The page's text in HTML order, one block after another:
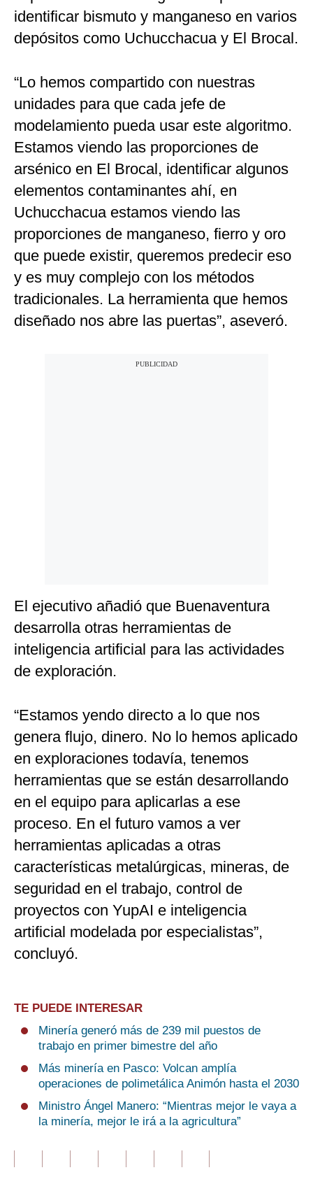
identificar bismuto y manganeso en varios
depósitos como Uchucchacua y El Brocal.
“Lo hemos compartido con nuestras
unidades para que cada jefe de
modelamiento pueda usar este algoritmo.
Estamos viendo las proporciones de
arsénico en El Brocal, identificar algunos
elementos contaminantes ahí, en
Uchucchacua estamos viendo las
proporciones de manganeso, fierro y oro
que puede existir, queremos predecir eso
y es muy complejo con los métodos
tradicionales. La herramienta que hemos
diseñado nos abre las puertas”, aseveró.
El ejecutivo añadió que Buenaventura
desarrolla otras herramientas de
inteligencia artificial para las actividades
de exploración.
“Estamos yendo directo a lo que nos
genera flujo, dinero. No lo hemos aplicado
en exploraciones todavía, tenemos
herramientas que se están desarrollando
en el equipo para aplicarlas a ese
proceso. En el futuro vamos a ver
herramientas aplicadas a otras
características metalúrgicas, mineras, de
seguridad en el trabajo, control de
proyectos con YupAI e inteligencia
artificial modelada por especialistas”,
concluyó.
TE PUEDE INTERESAR
Minería generó más de 239 mil puestos de
trabajo en primer bimestre del año
Más minería en Pasco: Volcan amplía
operaciones de polimetálica Animón hasta el 2030
Ministro Ángel Manero: “Mientras mejor le vaya a
la minería, mejor le irá a la agricultura”